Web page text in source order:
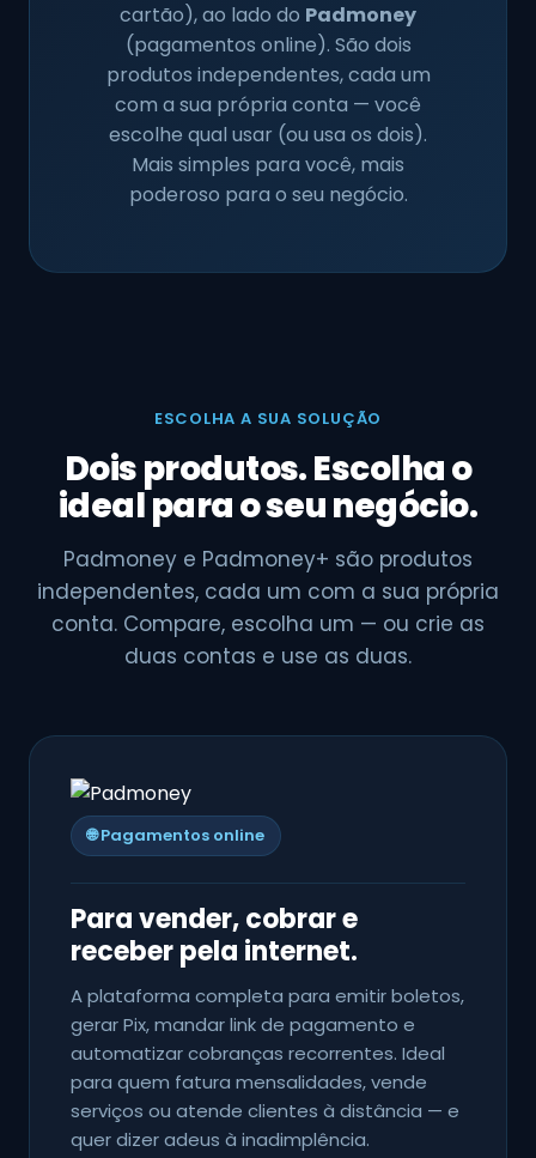
cartão), ao lado do Padmoney
(pagamentos online). São dois
produtos independentes, cada um
com a sua própria conta — você
escolhe qual usar (ou usa os dois).
Mais simples para você, mais
poderoso para o seu negócio.
ESCOLHA A SUA SOLUÇÃO
Dois produtos. Escolha o
ideal para o seu negócio.
Padmoney e Padmoney+ são produtos
independentes, cada um com a sua própria
conta. Compare, escolha um — ou crie as
duas contas e use as duas.
🌐 Pagamentos online
Para vender, cobrar e
receber pela internet.
A plataforma completa para emitir boletos,
gerar Pix, mandar link de pagamento e
automatizar cobranças recorrentes. Ideal
para quem fatura mensalidades, vende
serviços ou atende clientes à distância — e
quer dizer adeus à inadimplência.